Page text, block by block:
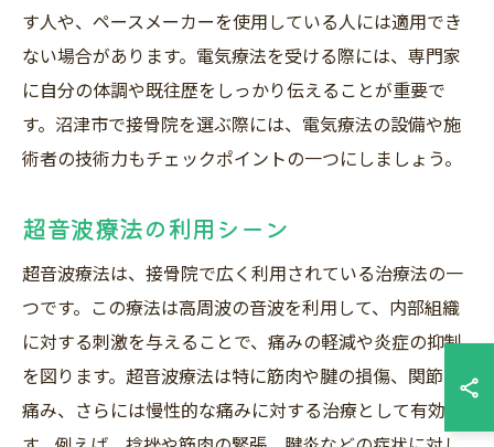
す人や、ペースメーカーを使用している人には適用でき
ない場合があります。電気療法を受ける際には、専門家
に自分の体調や既往歴をしっかり伝えることが重要で
す。沼津市で接骨院を選ぶ際には、電気療法の設備や施
術者の技術力もチェックポイントの一つにしましょう。
超音波療法の利用シーン
超音波療法は、接骨院で広く利用されている治療法の一
つです。この療法は高周波の音波を利用して、内部組織
に対する刺激を与えることで、痛みの軽減や炎症の抑制
を図ります。超音波療法は特に筋肉や腱の損傷、関節の
痛み、さらには慢性的な痛みに対する治療として有効で